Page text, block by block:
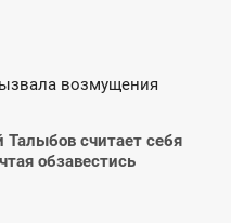
возмущения
считает себя
обзавестись